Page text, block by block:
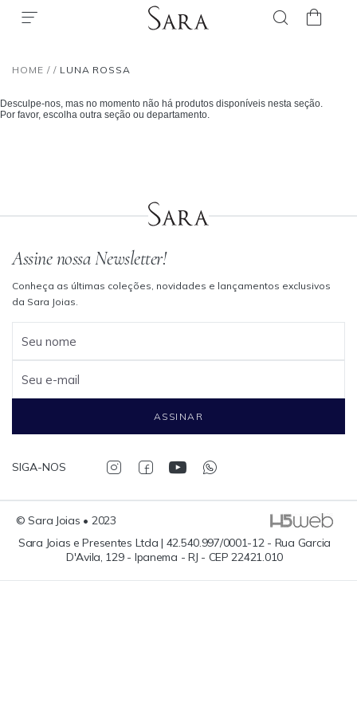
HOME / / LUNA ROSSA
Desculpe-nos, mas no momento não há produtos disponíveis nesta seção.
Por favor, escolha outra seção ou departamento.
Assine nossa Newsletter!
Conheça as últimas coleções, novidades e lançamentos exclusivos
da Sara Joias.
Seu nome
Seu e-mail
ASSINAR
SIGA-NOS
© Sara Joias • 2023
Sara Joias e Presentes Ltda | 42.540.997/0001-12 - Rua Garcia
D'Avila, 129 - Ipanema - RJ - CEP 22421.010